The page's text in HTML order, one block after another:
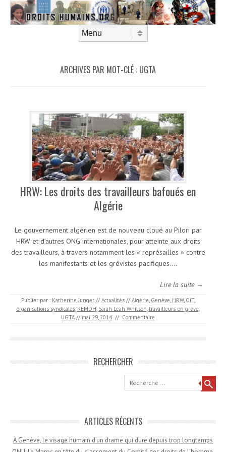
ARCHIVES PAR MOT-CLÉ : UGTA
HRW: Les droits des travailleurs bafoués en
Algérie
Le gouvernement algérien est de nouveau cloué au Pilori par
HRW et d’autres ONG internationales, pour atteinte aux droits
des travailleurs, à travers notamment les « représailles » contre
les manifestants et les grévistes pacifiques.…
Lire la suite →
Publier par : Katherine Junger // Actualités // Algérie, Genève, HRW, OIT,
organisations syndicales, REMDH, Sarah Leah Whitson,travailleurs en grève,
UGTA // mai 29, 2014 // Commentaire
RECHERCHER
Recherche
ARTICLES RÉCENTS
À Genève, le visage humain d’un drame qui dure depuis trop longtemps